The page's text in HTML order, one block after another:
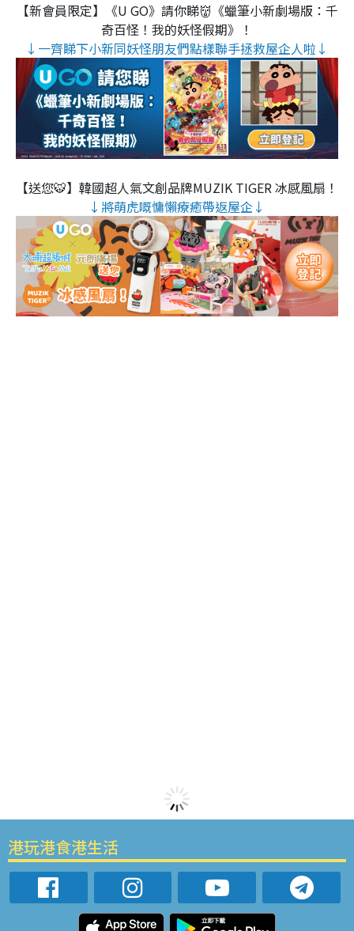
【新會員限定】《U GO》請你睇👹《蠟筆小新劇場版：千
奇百怪！我的妖怪假期》！
↓一齊睇下小新同妖怪朋友們點樣聯手拯救屋企人啦↓
【送您🐯】韓國超人氣文創品牌MUZIK TIGER 冰感風扇！
↓將萌虎嘅慵懶療癒帶返屋企↓
港玩港食港生活